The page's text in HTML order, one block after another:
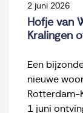
2 juni 2026
Hofje van
Kralingen
Een
nieuwe
Rotterdam-
1 juni